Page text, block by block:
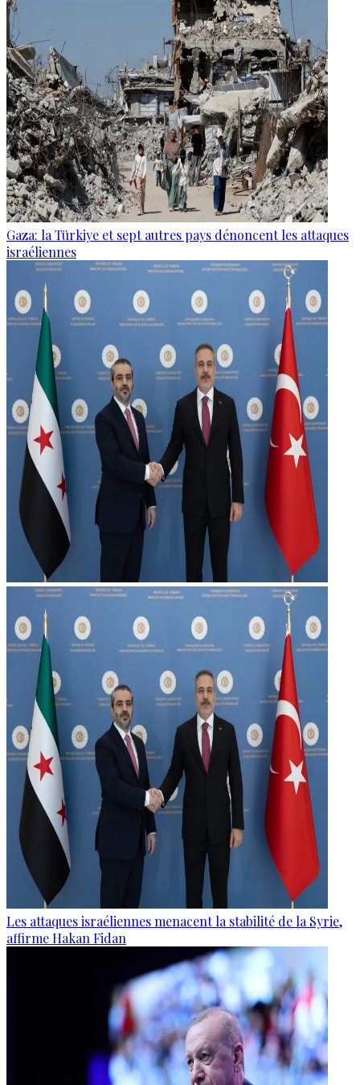
Gaza: la Türkiye et sept autres pays dénoncent les attaques
israéliennes
Les attaques israéliennes menacent la stabilité de la Syrie,
affirme Hakan Fidan